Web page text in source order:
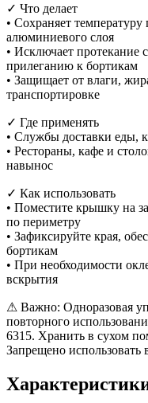
✓ Что делает
• Сохраняет
алюминиевого слоя
• Исключает протекание
прилеганию к бортикам
• Защищает от влаги,
транспортировке
✓ Где применять
• Службы доставки еды,
• Рестораны, кафе и
навынос
✓ Как использовать
• Поместите крышку на
по периметру
• Зафиксируйте края,
бортикам
• При необходимости
вскрытия
⚠ Важно: Одноразовая
повторного
6315. Хранить в сухом
Запрещено использовать